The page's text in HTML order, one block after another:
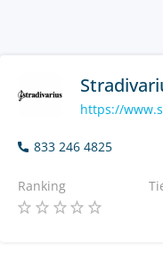
https://
833 246 4825
Ranking